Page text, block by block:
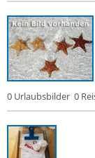
0 Urlaubsbilder 0